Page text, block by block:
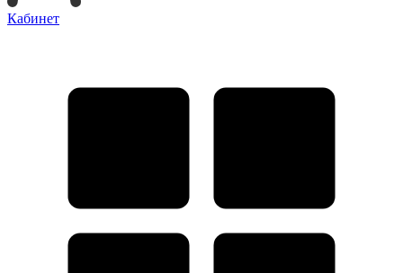
Кабинет